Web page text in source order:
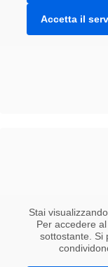
Accetta il
Stai
Per accedere
sottostante. Si